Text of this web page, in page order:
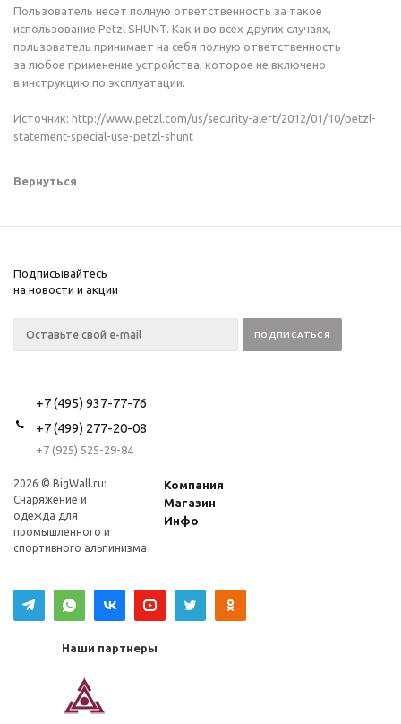
Пользователь несет полную ответственность за такое
использование Petzl SHUNT. Как и во всех других случаях,
пользователь принимает на себя полную ответственность
за любое применение устройства, которое не включено
в инструкцию по эксплуатации.
Источник: http://www.petzl.com/us/security-alert/2012/01/10/petzl-
statement-special-use-petzl-shunt
Вернуться
Подписывайтесь
на новости и акции
+7 (495) 937-77-76
+7 (499) 277-20-08
+7 (925) 525-29-84
2026 © BigWall.ru:
Снаряжение и
одежда для
промышленного и
спортивного альпинизма
Компания
Магазин
Инфо
Наши партнеры